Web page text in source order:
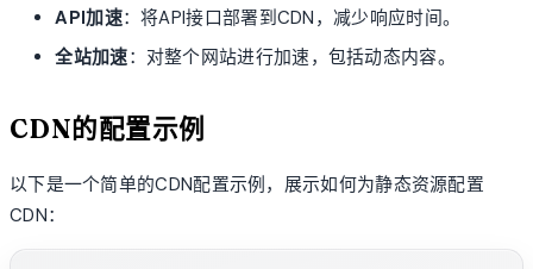
API加速：将API接口部署到CDN，减少响应时间。
全站加速：对整个网站进行加速，包括动态内容。
CDN的配置示例
以下是一个简单的CDN配置示例，展示如何为静态资源配置
CDN：